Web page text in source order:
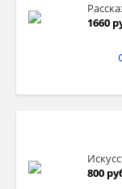
1660
800